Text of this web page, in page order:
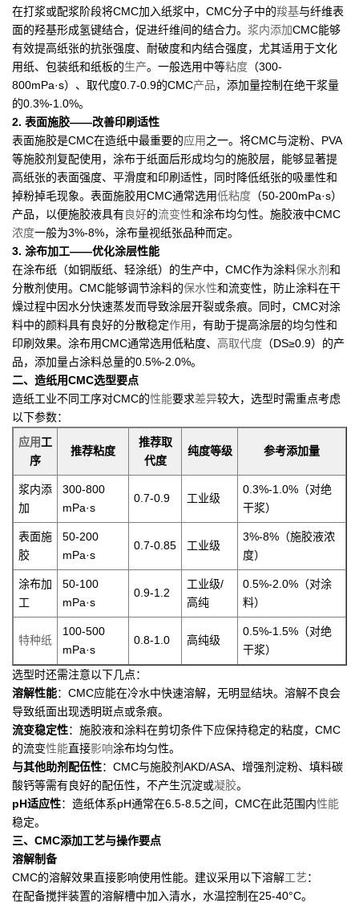
在打浆或配浆阶段将CMC加入纸浆中，CMC分子中的羧基与纤维表
面的羟基形成氢键结合，促进纤维间的结合力。 浆内添加CMC能够
有效提高纸张的抗张强度、耐破度和内结合强度，尤其适用于文化
用纸、包装纸和纸板的生产。一般选用中等粘度 （300-
800mPa·s）、取代度0.7-0.9的CMC产品，添加量控制在绝干浆量
的0.3%-1.0%。
2. 表面施胶——改善印刷适性
表面施胶是CMC在造纸中最重要的应用之一。将CMC与淀粉、PVA
等施胶剂复配使用，涂布于纸面后形成均匀的施胶层，能够显著提
高纸张的表面强度、平滑度和印刷适性，同时降低纸张的吸墨性和
掉粉掉毛现象。表面施胶用CMC通常选用低粘度 （50-200mPa·s）
产品，以便施胶液具有良好的流变性和涂布均匀性。施胶液中CMC
浓度一般为3%-8%，涂布量视纸张品种而定。
3. 涂布加工——优化涂层性能
在涂布纸（如铜版纸、轻涂纸）的生产中，CMC作为涂料保水剂和
分散剂使用。CMC能够调节涂料的保水性和流变性，防止涂料在干
燥过程中因水分快速蒸发而导致涂层开裂或条痕。同时，CMC对涂
料中的颜料具有良好的分散稳定作用 ，有助于提高涂层的均匀性和
印刷效果。涂布用CMC通常选用低粘度、 高取代度 （DS≥0.9）的产
品，添加量占涂料总量的0.5%-2.0%。
二、造纸用CMC选型要点
造纸工业不同工序对CMC的性能要求差异较大，选型时需重点考虑
以下参数：
应用工
序
推荐粘度
推荐取
代度
纯度等级 参考添加量
浆内添
加
300-800
mPa·s
0.7-0.9 工业级
0.3%-1.0%（对绝
干浆）
表面施
胶
50-200
mPa·s
0.7-0.85 工业级
3%-8%（施胶液浓
度）
涂布加
工
50-100
mPa·s
0.9-1.2
工业级/
高纯
0.5%-2.0%（对涂
料）
特种纸
100-500
mPa·s
0.8-1.0 高纯级
0.5%-1.5%（对绝
干浆）
选型时还需注意以下几点：
溶解性能：CMC应能在冷水中快速溶解，无明显结块。溶解不良会
导致纸面出现透明斑点或条痕。
流变稳定性：施胶液和涂料在剪切条件下应保持稳定的粘度，CMC
的流变性能直接影响涂布均匀性。
与其他助剂配伍性：CMC与施胶剂AKD/ASA、增强剂淀粉、填料碳
酸钙等需有良好的配伍性，不产生沉淀或凝胶。
pH适应性：造纸体系pH通常在6.5-8.5之间，CMC在此范围内性能
稳定。
三、CMC添加工艺与操作要点
溶解制备
CMC的溶解效果直接影响使用性能。建议采用以下溶解工艺：
在配备搅拌装置的溶解槽中加入清水，水温控制在25-40°C。